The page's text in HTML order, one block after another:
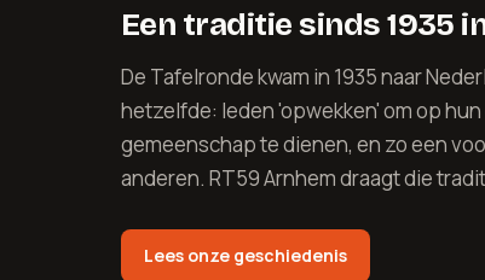
Een traditie sinds 1935
De Tafelronde kwam in 1935 naar
hetzelfde: leden 'opwekken' om op
gemeenschap te dienen, en zo een
anderen. RT59 Arnhem draagt die
Lees onze geschiedenis